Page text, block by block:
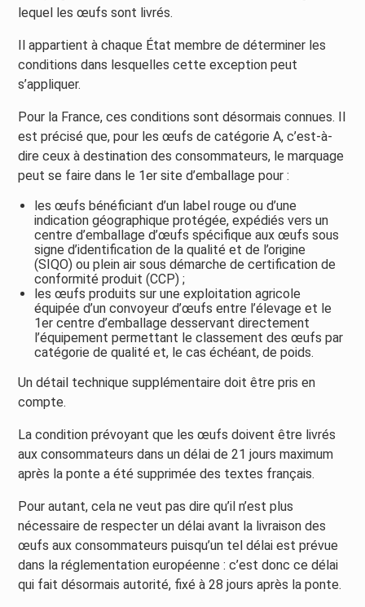
lequel les œufs sont livrés.
Il appartient à chaque État membre de déterminer les
conditions dans lesquelles cette exception peut
s’appliquer.
Pour la France, ces conditions sont désormais connues. Il
est précisé que, pour les œufs de catégorie A, c’est-à-
dire ceux à destination des consommateurs, le marquage
peut se faire dans le 1er site d’emballage pour :
les œufs bénéficiant d’un label rouge ou d’une
indication géographique protégée, expédiés vers un
centre d’emballage d’œufs spécifique aux œufs sous
signe d’identification de la qualité et de l’origine
(SIQO) ou plein air sous démarche de certification de
conformité produit (CCP) ;
les œufs produits sur une exploitation agricole
équipée d’un convoyeur d’œufs entre l’élevage et le
1er centre d’emballage desservant directement
l’équipement permettant le classement des œufs par
catégorie de qualité et, le cas échéant, de poids.
Un détail technique supplémentaire doit être pris en
compte.
La condition prévoyant que les œufs doivent être livrés
aux consommateurs dans un délai de 21 jours maximum
après la ponte a été supprimée des textes français.
Pour autant, cela ne veut pas dire qu’il n’est plus
nécessaire de respecter un délai avant la livraison des
œufs aux consommateurs puisqu’un tel délai est prévue
dans la réglementation européenne : c’est donc ce délai
qui fait désormais autorité, fixé à 28 jours après la ponte.